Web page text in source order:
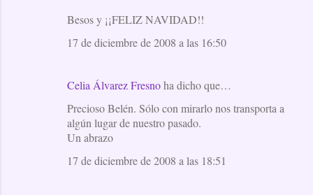
Besos y ¡¡FELIZ NAVIDAD!!
17 de diciembre de 2008 a las 16:50
Celia Álvarez Fresnoha dicho que…
Precioso Belén. Sólo con mirarlo nos transporta a
algún lugar de nuestro pasado.
Un abrazo
17 de diciembre de 2008 a las 18:51